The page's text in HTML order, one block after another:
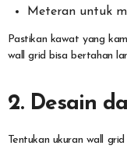
Meteran untuk
Pastikan kawat yang
wall grid bisa bertahan
2. Desain
Tentukan ukuran wall